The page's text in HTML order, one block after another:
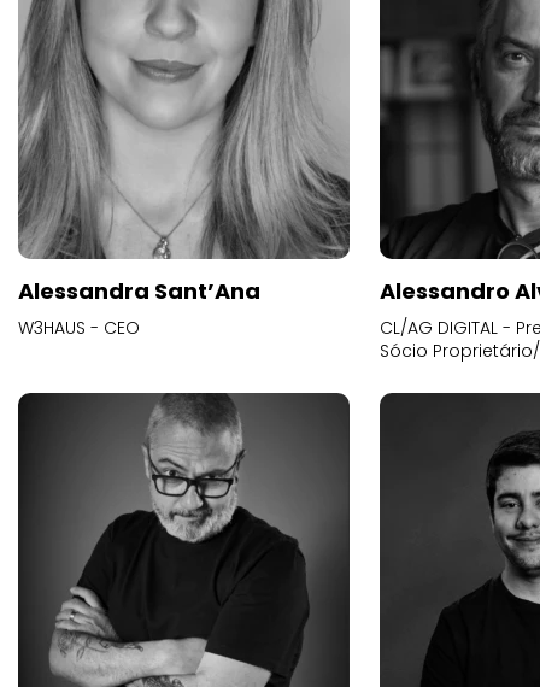
Alessandra Sant’Ana
W3HAUS - CEO
Alessandro
CL/AG DIGITAL -
Sócio